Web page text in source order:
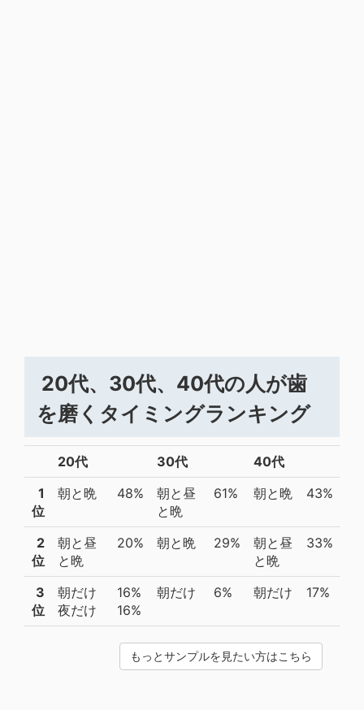
20代、30代、40代の人が歯
を磨くタイミングランキング
20代 30代
40代
1
位
朝と晩 48%
朝と昼
と晩
61% 朝と晩 43%
2
位
朝と昼
と晩
20% 朝と晩 29%
朝と昼
と晩
33%
3
位
朝だけ
夜だけ
16%
16%
朝だけ 6% 朝だけ 17%
もっとサンプルを見たい方はこちら